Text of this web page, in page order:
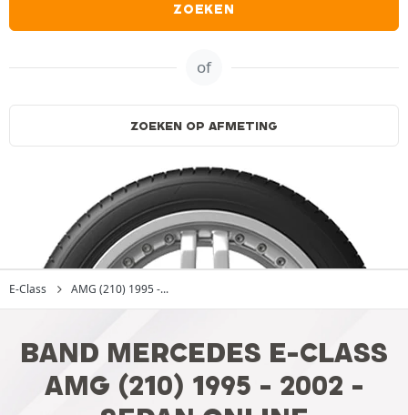
ZOEKEN
of
ZOEKEN OP AFMETING
E-Class AMG (210) 1995 -...
BAND MERCEDES E-CLASS
AMG (210) 1995 - 2002 -